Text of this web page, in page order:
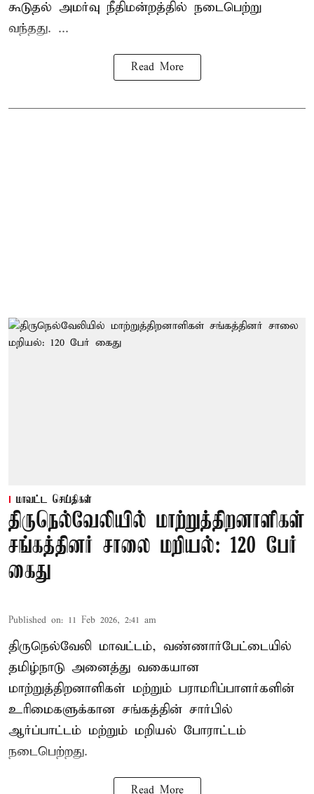
கூடுதல் அமர்வு நீதிமன்றத்தில் நடைபெற்று
வந்தது. ...
Read More
மாவட்ட செய்திகள்
திருநெல்வேலியில் மாற்றுத்திறனாளிகள்
சங்கத்தினர் சாலை மறியல்: 120 பேர்
கைது
Published on: 11 Feb 2026, 2:41 am
திருநெல்வேலி மாவட்டம், வண்ணார்பேட்டையில்
தமிழ்நாடு அனைத்து வகையான
மாற்றுத்திறனாளிகள் மற்றும் பராமரிப்பாளர்களின்
உரிமைகளுக்கான சங்கத்தின் சார்பில்
ஆர்ப்பாட்டம் மற்றும் மறியல் போராட்டம்
நடைபெற்றது.
Read More